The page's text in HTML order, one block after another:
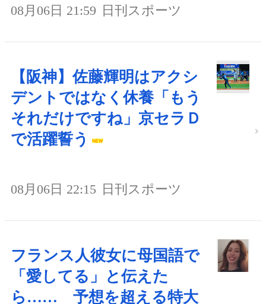
08月06日 21:59 日刊スポーツ
【阪神】佐藤輝明はアクシ
デントではなく休養「もう
それだけですね」京セラＤ
で活躍誓う
08月06日 22:15 日刊スポーツ
フランス人彼女に母国語で
「愛してる」と伝えた
ら…… 予想を超える特大